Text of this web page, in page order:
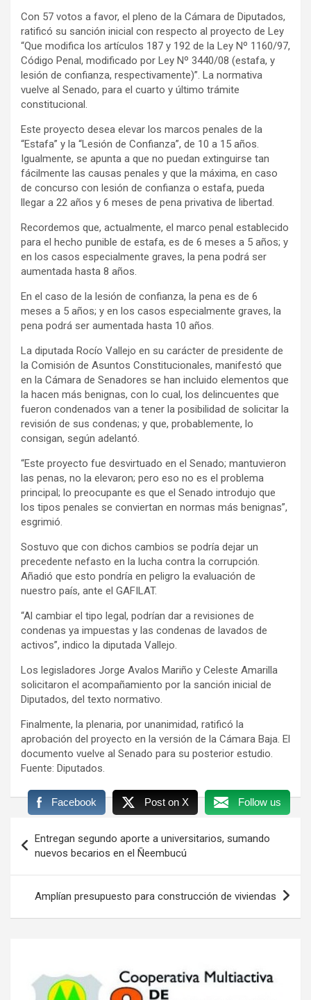
Con 57 votos a favor, el pleno de la Cámara de Diputados,
ratificó su sanción inicial con respecto al proyecto de Ley
“Que modifica los artículos 187 y 192 de la Ley Nº 1160/97,
Código Penal, modificado por Ley Nº 3440/08 (estafa, y
lesión de confianza, respectivamente)”. La normativa
vuelve al Senado, para el cuarto y último trámite
constitucional.
Este proyecto desea elevar los marcos penales de la
“Estafa” y la “Lesión de Confianza”, de 10 a 15 años.
Igualmente, se apunta a que no puedan extinguirse tan
fácilmente las causas penales y que la máxima, en caso
de concurso con lesión de confianza o estafa, pueda
llegar a 22 años y 6 meses de pena privativa de libertad.
Recordemos que, actualmente, el marco penal establecido
para el hecho punible de estafa, es de 6 meses a 5 años; y
en los casos especialmente graves, la pena podrá ser
aumentada hasta 8 años.
En el caso de la lesión de confianza, la pena es de 6
meses a 5 años; y en los casos especialmente graves, la
pena podrá ser aumentada hasta 10 años.
La diputada Rocío Vallejo en su carácter de presidente de
la Comisión de Asuntos Constitucionales, manifestó que
en la Cámara de Senadores se han incluido elementos que
la hacen más benignas, con lo cual, los delincuentes que
fueron condenados van a tener la posibilidad de solicitar la
revisión de sus condenas; y que, probablemente, lo
consigan, según adelantó.
“Este proyecto fue desvirtuado en el Senado; mantuvieron
las penas, no la elevaron; pero eso no es el problema
principal; lo preocupante es que el Senado introdujo que
los tipos penales se conviertan en normas más benignas”,
esgrimió.
Sostuvo que con dichos cambios se podría dejar un
precedente nefasto en la lucha contra la corrupción.
Añadió que esto pondría en peligro la evaluación de
nuestro país, ante el GAFILAT.
“Al cambiar el tipo legal, podrían dar a revisiones de
condenas ya impuestas y las condenas de lavados de
activos”, indico la diputada Vallejo.
Los legisladores Jorge Avalos Mariño y Celeste Amarilla
solicitaron el acompañamiento por la sanción inicial de
Diputados, del texto normativo.
Finalmente, la plenaria, por unanimidad, ratificó la
aprobación del proyecto en la versión de la Cámara Baja. El
documento vuelve al Senado para su posterior estudio.
Fuente: Diputados.
Facebook Post on X Follow us
de
entradas
Entregan segundo aporte a universitarios, sumando
nuevos becarios en el Ñeembucú
Amplían presupuesto para construcción de viviendas